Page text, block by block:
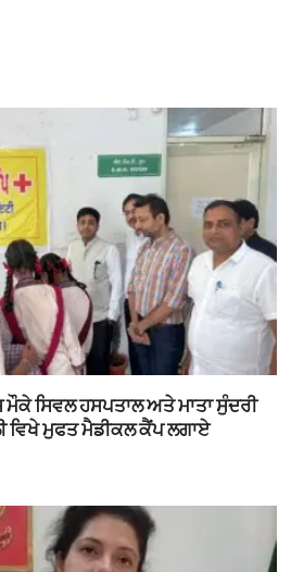
ਮੌਕੇ ਸਿਵਲ ਹਸਪਤਾਲ ਅਤੇ ਮਾਤਾ ਸੁੰਦਰੀ
ਵਿਖੇ ਮੁਫਤ ਮੈਡੀਕਲ ਕੈਂਪ ਲਗਾਏ